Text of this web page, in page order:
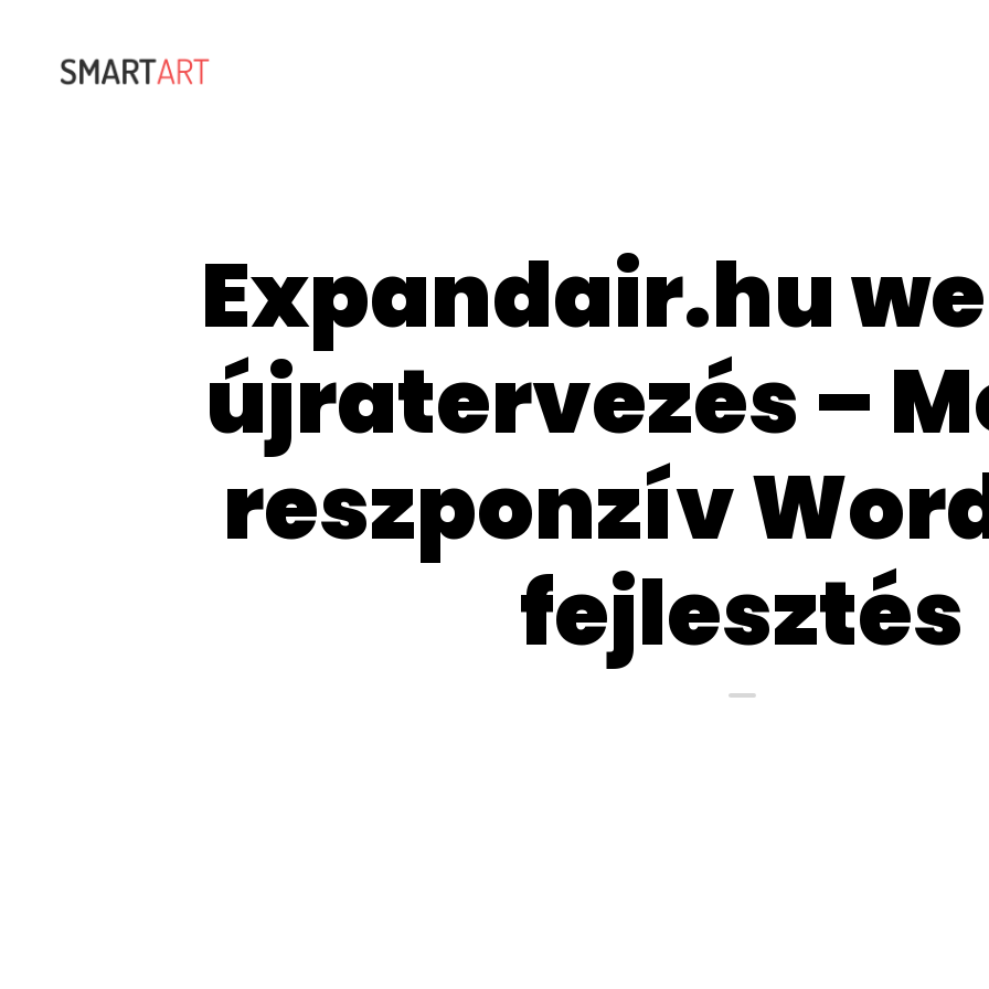
Expandair.hu
újratervezés –
reszponzív
fejlesztés